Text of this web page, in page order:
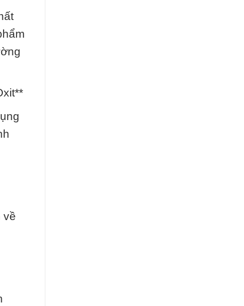
về